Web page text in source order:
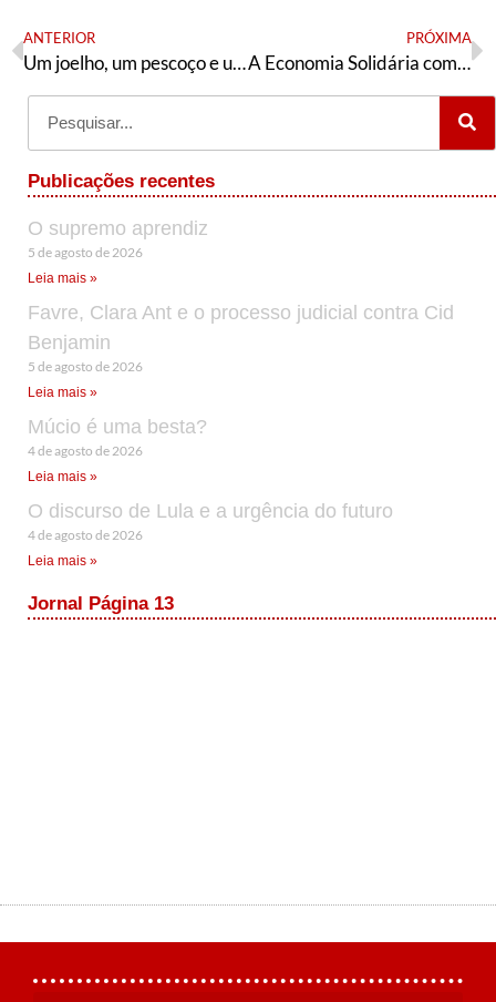
ANTERIOR
Um joelho, um pescoço e um selo
PRÓXIMA
A Economia Solidária como eixo da reconstrução nacional
Publicações recentes
O supremo aprendiz
5 de agosto de 2026
Leia mais »
Favre, Clara Ant e o processo judicial contra Cid
Benjamin
5 de agosto de 2026
Leia mais »
Múcio é uma besta?
4 de agosto de 2026
Leia mais »
O discurso de Lula e a urgência do futuro
4 de agosto de 2026
Leia mais »
Jornal Página 13